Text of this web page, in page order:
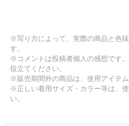
※写り方によって、実際の商品と色
す。
※コメントは投稿者個人の感想です
役立てください。
※販売期間外の商品は、使用アイテム
※正しい着用サイズ・カラー等は、
い。